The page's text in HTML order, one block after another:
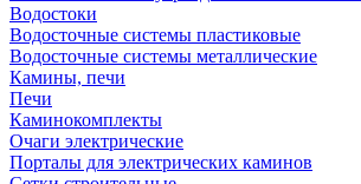
Водостоки
Водосточные системы пластиковые
Водосточные системы металлические
Камины, печи
Печи
Каминокомплекты
Очаги электрические
Порталы для электрических каминов